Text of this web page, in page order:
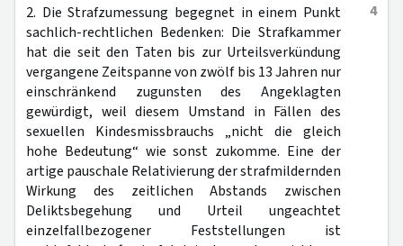
4
2. Die Strafzumessung begegnet in einem Punkt
sachlich-rechtlichen Bedenken: Die Strafkammer
hat die seit den Taten bis zur Urteilsverkündung
vergangene Zeitspanne von zwölf bis 13 Jahren nur
einschränkend zugunsten des Angeklagten
gewürdigt, weil diesem Umstand in Fällen des
sexuellen Kindesmissbrauchs „nicht die gleich
hohe Bedeutung“ wie sonst zukomme. Eine der
artige pauschale Relativierung der strafmildernden
Wirkung des zeitlichen Abstands zwischen
Deliktsbegehung und Urteil ungeachtet
einzelfallbezogener Feststellungen ist